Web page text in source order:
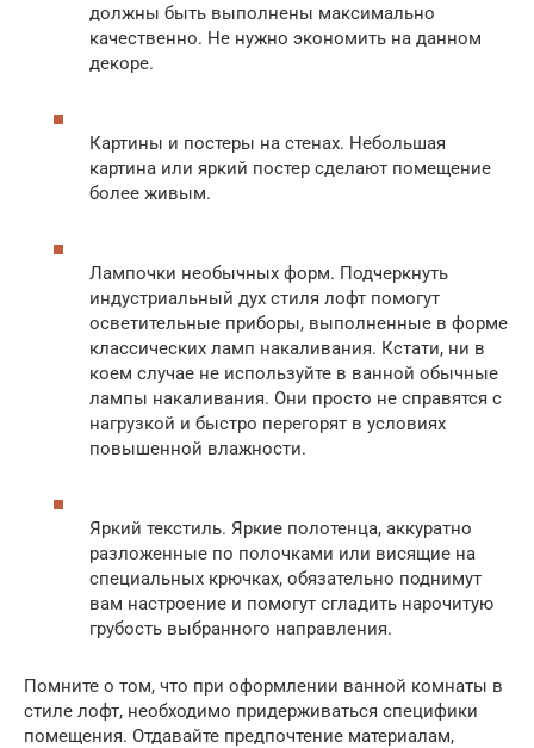
должны быть выполнены максимально
качественно. Не нужно экономить на данном
декоре.
Картины и постеры на стенах. Небольшая
картина или яркий постер сделают помещение
более живым.
Лампочки необычных форм. Подчеркнуть
индустриальный дух стиля лофт помогут
осветительные приборы, выполненные в форме
классических ламп накаливания. Кстати, ни в
коем случае не используйте в ванной обычные
лампы накаливания. Они просто не справятся с
нагрузкой и быстро перегорят в условиях
повышенной влажности.
Яркий текстиль. Яркие полотенца, аккуратно
разложенные по полочками или висящие на
специальных крючках, обязательно поднимут
вам настроение и помогут сгладить нарочитую
грубость выбранного направления.
Помните о том, что при оформлении ванной комнаты в
стиле лофт, необходимо придерживаться специфики
помещения. Отдавайте предпочтение материалам,